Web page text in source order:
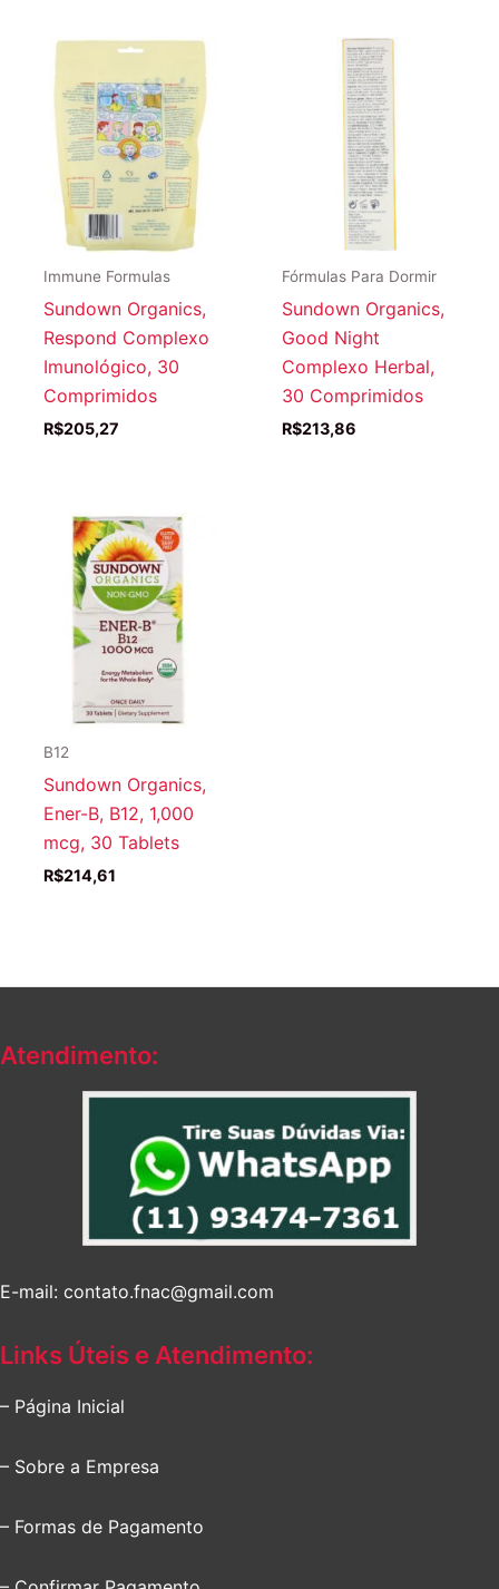
Immune Formulas
Sundown Organics,
Respond Complexo
Imunológico, 30
Comprimidos
R$205,27
Fórmulas Para Dormir
Sundown Organics,
Good Night
Complexo Herbal,
30 Comprimidos
R$213,86
B12
Sundown Organics,
Ener-B, B12, 1,000
mcg, 30 Tablets
R$214,61
Atendimento:
E-mail: contato.fnac@gmail.com
Links Úteis e Atendimento:
– Página Inicial
– Sobre a Empresa
– Formas de Pagamento